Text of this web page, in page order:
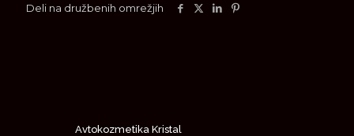
Deli na družbenih omrežjih
Avtokozmetika Kristal